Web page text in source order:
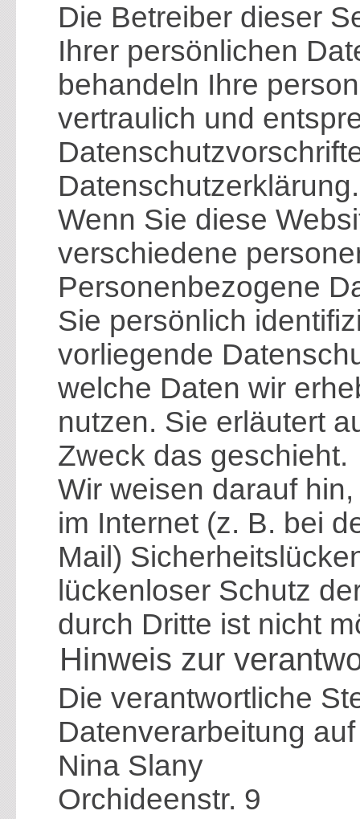
Die Betreiber dieser
Ihrer persönlichen
behandeln Ihre
vertraulich und
Datenschutzerklärung.
Wenn Sie diese
verschiedene
Personenbezogene
Sie persönlich
vorliegende
welche Daten wir
nutzen. Sie erläutert
Zweck das geschieht.
Wir weisen darauf
im Internet (z. B. bei
Mail)
lückenloser Schutz
durch Dritte ist nicht
Hinweis zur
Die verantwortliche
Datenverarbeitung
Nina Slany
Orchideenstr. 9